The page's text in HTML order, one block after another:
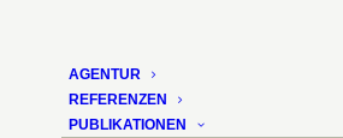
AGENTUR
REFERENZEN
PUBLIKATIONEN
Materials4Future